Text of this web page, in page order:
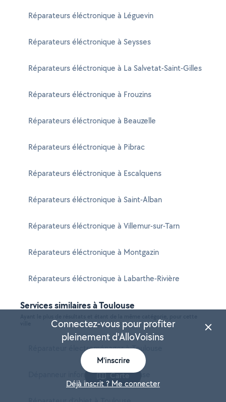
Réparateurs éléctronique à Léguevin
Réparateurs éléctronique à Seysses
Réparateurs éléctronique à La Salvetat-Saint-Gilles
Réparateurs éléctronique à Frouzins
Réparateurs éléctronique à Beauzelle
Réparateurs éléctronique à Pibrac
Réparateurs éléctronique à Escalquens
Réparateurs éléctronique à Saint-Alban
Réparateurs éléctronique à Villemur-sur-Tarn
Réparateurs éléctronique à Montgazin
Réparateurs éléctronique à Labarthe-Rivière
Services similaires à Toulouse
Réparateur électroménager à Toulouse
Dépanneur informatique à Toulouse
Carte
Connectez-vous pour profiter
pleinement d'AlloVoisins
M'inscrire
Déjà inscrit ? Me connecter